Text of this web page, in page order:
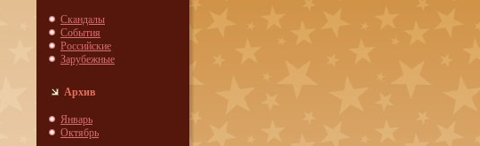
Скaндaлы
События
Российские
Зарубежные
Архив
Январь
Октябрь